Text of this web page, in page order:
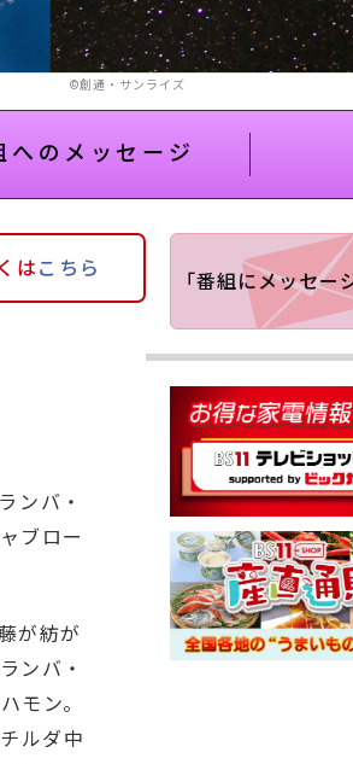
©創通・サンライズ
へのメッセージ
「番組にメッセー
は こちら
ンバ・
ブロー
が紡が
ンバ・
モン。
ルダ中